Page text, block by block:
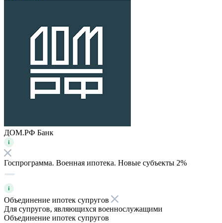
ДОМ.РФ Банк
Госпрограмма. Военная ипотека. Новые субъекты 2%
Объединение ипотек супругов
Для супругов, являющихся военнослужащими
Объединение ипотек супругов